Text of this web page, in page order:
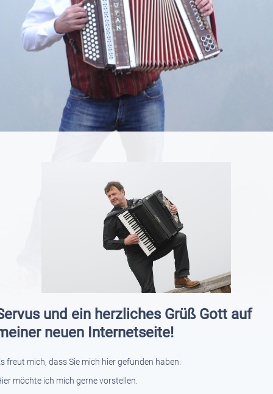
und ein herzliches Grüß Gott auf
neuen Internetseite!
freut mich, dass Sie mich hier gefunden haben.
möchte ich mich gerne vorstellen.